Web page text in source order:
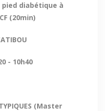
diabétique à
(20min)
- 10h40
(Master